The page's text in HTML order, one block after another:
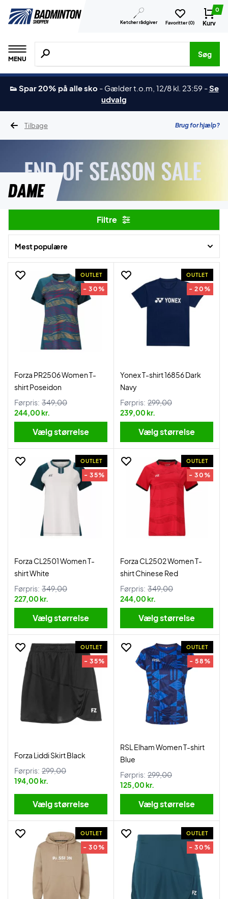
Ketcher rådgiver Favoritter (0)
0
Kurv
MENU
Søg efter produkter, mærker etc.
Søg
👟 Spar 20% på alle sko - Gælder t.o.m, 12/8 kl. 23:59 -Se
udvalg
Tilbage Brug for hjælp?
Dame
Filtre
Mest populære
OUTLET
- 30%
Forza PR2506 Women T-
shirt Poseidon
Førpris: 349,00
244,00 kr.
Vælg størrelse
OUTLET
- 20%
Yonex T-shirt 16856 Dark
Navy
Førpris: 299,00
239,00 kr.
Vælg størrelse
OUTLET
- 35%
Forza CL2501 Women T-
shirt White
Førpris: 349,00
227,00 kr.
Vælg størrelse
OUTLET
- 30%
Forza CL2502 Women T-
shirt Chinese Red
Førpris: 349,00
244,00 kr.
Vælg størrelse
OUTLET
- 35%
Forza Liddi Skirt Black
Førpris: 299,00
194,00 kr.
Vælg størrelse
OUTLET
- 58%
RSL Elham Women T-shirt
Blue
Førpris: 299,00
125,00 kr.
Vælg størrelse
OUTLET
- 30%
OUTLET
- 30%